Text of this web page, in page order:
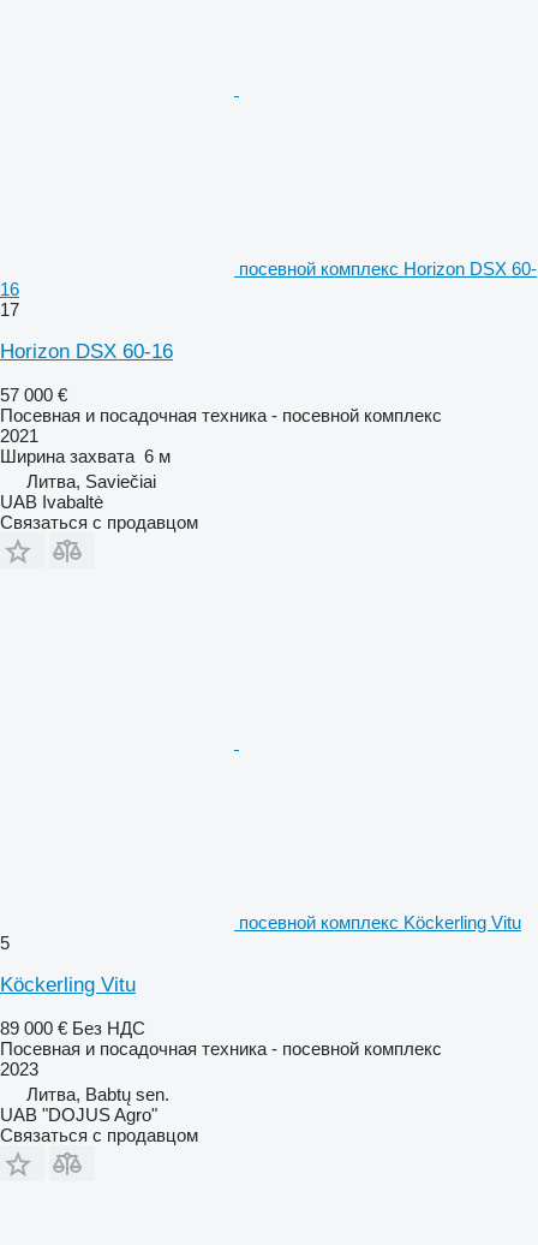
посевной комплекс Horizon DSX 60-
16
17
Horizon DSX 60-16
57 000 €
Посевная и посадочная техника - посевной комплекс
2021
Ширина захвата 6 м
Литва, Saviečiai
UAB Ivabaltė
Связаться с продавцом
посевной комплекс Köckerling Vitu
5
Köckerling Vitu
89 000 € Без НДС
Посевная и посадочная техника - посевной комплекс
2023
Литва, Babtų sen.
UAB "DOJUS Agro"
Связаться с продавцом